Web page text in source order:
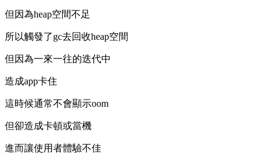
但因為heap空間不足
所以觸發了gc去回收heap空間
但因為一來一往的迭代中
造成app卡住
這時候通常不會顯示oom
但卻造成卡頓或當機
進而讓使用者體驗不佳